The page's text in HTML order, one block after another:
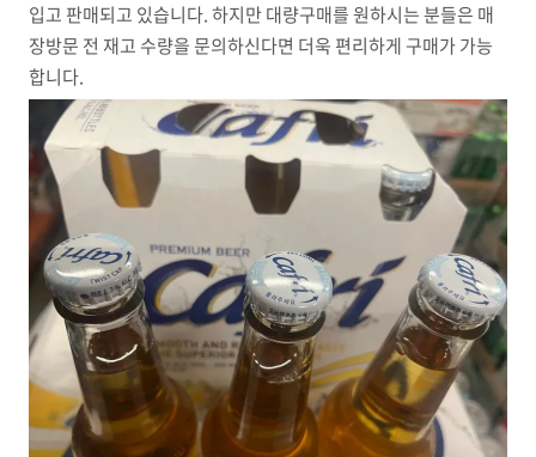
입고 판매되고 있습니다. 하지만 대량구매를 원하시는 분들은 매
장방문 전 재고 수량을 문의하신다면 더욱 편리하게 구매가 가능
합니다.